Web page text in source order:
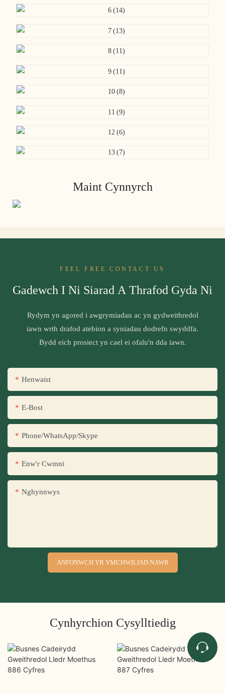
Maint Cynnyrch
FEEL FREE CONTACT US
Gadewch I Ni Siarad A Thrafod Gyda Ni
Rydym yn agored i awgrymiadau ac yn gydweithredol
iawn wrth drafod atebion a syniadau dodrefn swyddfa.
Bydd eich prosiect yn cael ei ofalu'n dda iawn.
Henwaist
E-Bost
Phone/WhatsApp/Skype
Enw'r Cwmni
Nghynnwys
ANFONWCH YR YMCHWILIAD NAWR
Cynhyrchion Cysylltiedig